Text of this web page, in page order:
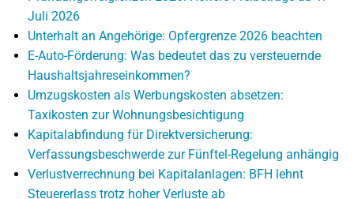
Juli 2026
Unterhalt an Angehörige: Opfergrenze 2026 beachten
E-Auto-Förderung: Was bedeutet das zu versteuernde
Haushaltsjahreseinkommen?
Umzugskosten als Werbungskosten absetzen:
Taxikosten zur Wohnungsbesichtigung
Kapitalabfindung für Direktversicherung:
Verfassungsbeschwerde zur Fünftel-Regelung anhängig
Verlustverrechnung bei Kapitalanlagen: BFH lehnt
Steuererlass trotz hoher Verluste ab